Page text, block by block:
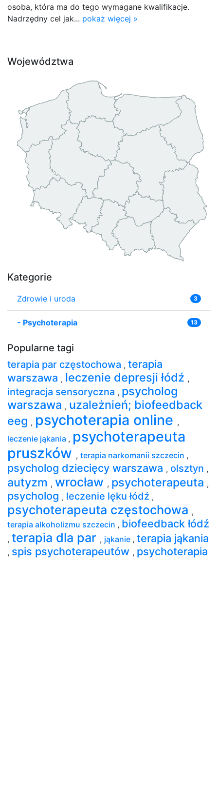
osoba, która ma do tego wymagane kwalifikacje.
Nadrzędny cel jak... pokaż więcej »
Województwa
Kategorie
Zdrowie i uroda 3
- Psychoterapia 13
Popularne tagi
terapia par częstochowa , terapia
warszawa , leczenie depresji łódź ,
integracja sensoryczna , psycholog
warszawa , uzależnień; biofeedback
eeg , psychoterapia online ,
leczenie jąkania , psychoterapeuta
pruszków , terapia narkomanii szczecin ,
psycholog dziecięcy warszawa , olsztyn ,
autyzm , wrocław , psychoterapeuta ,
psycholog , leczenie lęku łódź ,
psychoterapeuta częstochowa ,
terapia alkoholizmu szczecin , biofeedback łódź
, terapia dla par , jąkanie , terapia jąkania
, spis psychoterapeutów , psychoterapia